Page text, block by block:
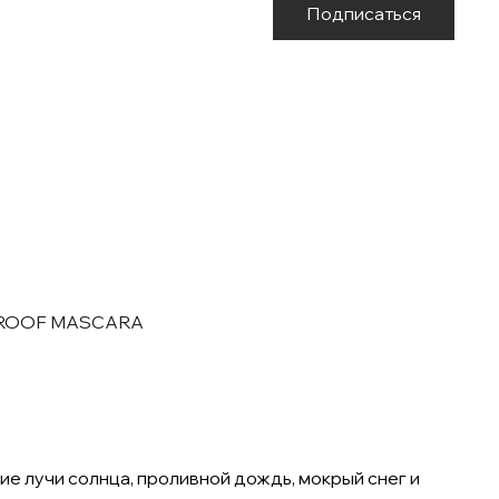
Подписаться
MASCARA
солнца, проливной дождь, мокрый снег и